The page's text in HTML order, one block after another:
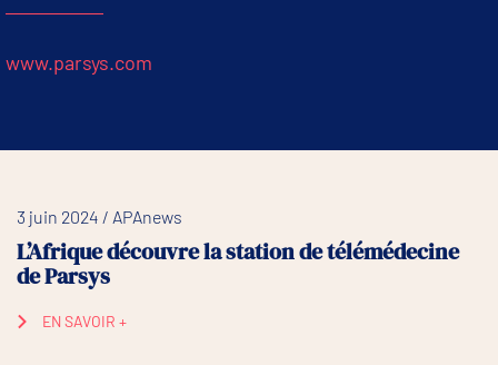
www.parsys.com
3 juin 2024 / APAnews
L’Afrique découvre la station de télémédecine
de Parsys
EN SAVOIR +